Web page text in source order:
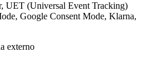
UET (Universal Event Tracking)
Google Consent Mode, Klarna,
externo